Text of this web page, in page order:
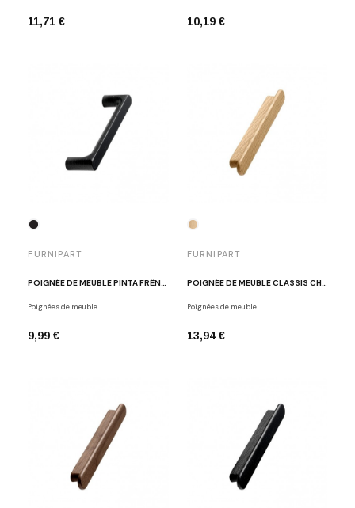
11,71 € 10,19 €
FURNIPART
POIGNÉE DE MEUBLE PINTA FRÊNE TEINTÉ NOIR
Poignées de meuble
9,99 €
FURNIPART
POIGNÉE DE MEUBLE CLASSIS CHÊNE CLAIR LAQUÉ
Poignées de meuble
13,94 €